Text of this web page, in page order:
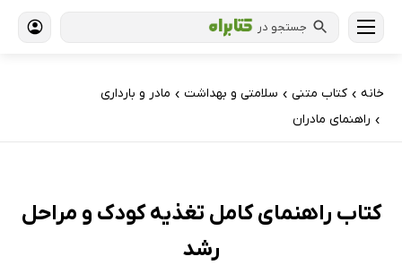
جستجو در
خانه › کتاب‌ متنی › سلامتی و بهداشت › مادر و بارداری
› راهنمای مادران
کتاب راهنمای کامل تغذیه کودک و مراحل
رشد